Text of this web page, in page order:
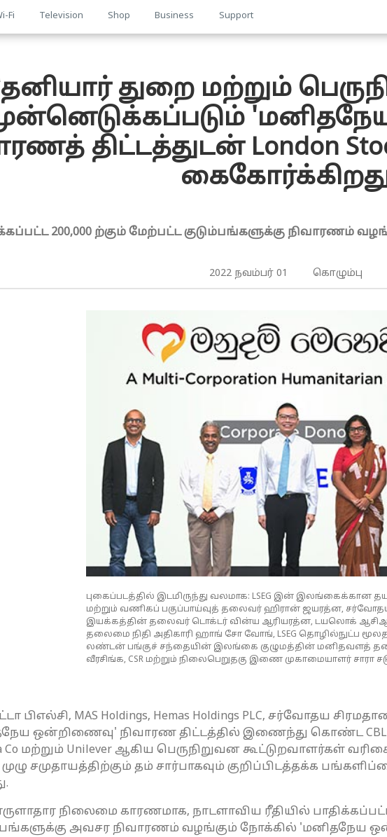
Fi Television Shop Business Support
துறை மற்றும்
திட்டத்துடன் London
200,000 ற்கும் மேற்பட்ட குடும்பங்களுக்கு
2022 நவம்பர் 01 கொழும்பு
புகைப்படத்தில் இடமிருந்து வலமாக: LSEG இன் இலங்கைக்கான
மற்றும் வணிகப் பகுப்பாய்வுத் தலைவர் ஹிரான் ஜயரத்ன,
இயக்கத்தின் தலைவர் டொக்டர் வின்ய ஆரியரத்ன, டயலொக்
தலைமை நிதி அதிகாரி ஹாங் சோ வோங், LSEG தொழில்நுட்ப
லண்டன் பங்குச் சந்தையின் இலங்கை குழுமத்தின் மனிதவளத்
வீரசிங்க, CSR மற்றும் நிலைபெறுதகு இணை முகாமையாளர் சாரா
MAS Holdings, Hemas Holdings PLC, சர்வோதய
ஒன்றிணைவு' நிவாரண திட்டத்தில் இணைந்து கொண்ட CBL
Co மற்றும் Unilever ஆகிய பெருநிறுவன கூட்டுறவாளர்கள்
முழு சமுதாயத்திற்கும் தம் சார்பாகவும் குறிப்பிடத்தக்க
நிலைமை காரணமாக, நாடளாவிய ரீதியில்
அவசர நிவாரணம் வழங்கும் நோக்கில் 'மனிதநேய